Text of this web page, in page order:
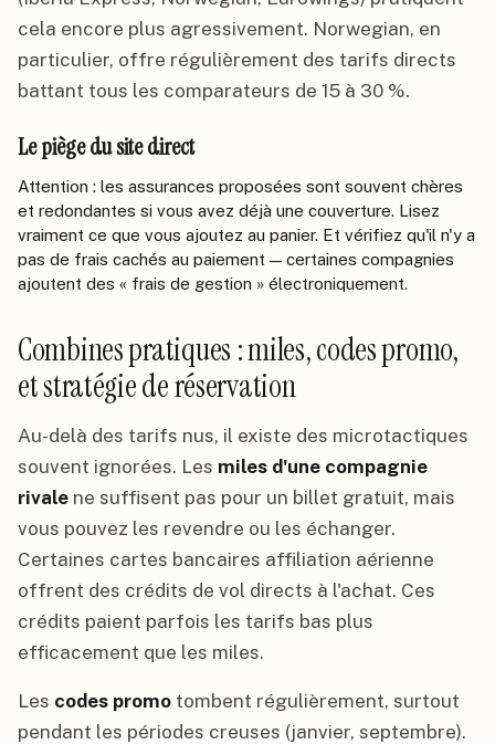
cela encore plus agressivement. Norwegian, en
particulier, offre régulièrement des tarifs directs
battant tous les comparateurs de 15 à 30 %.
Le piège du site direct
Attention : les assurances proposées sont souvent chères
et redondantes si vous avez déjà une couverture. Lisez
vraiment ce que vous ajoutez au panier. Et vérifiez qu'il n'y a
pas de frais cachés au paiement — certaines compagnies
ajoutent des « frais de gestion » électroniquement.
Combines pratiques : miles, codes promo,
et stratégie de réservation
Au-delà des tarifs nus, il existe des microtactiques
souvent ignorées. Les miles d'une compagnie
rivale ne suffisent pas pour un billet gratuit, mais
vous pouvez les revendre ou les échanger.
Certaines cartes bancaires affiliation aérienne
offrent des crédits de vol directs à l'achat. Ces
crédits paient parfois les tarifs bas plus
efficacement que les miles.
Les codes promo tombent régulièrement, surtout
pendant les périodes creuses (janvier, septembre).